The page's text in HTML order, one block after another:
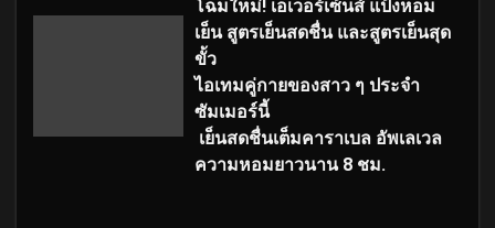
โฉมใหม่! เอเวอร์เซ้นส์ แป้งหอม
เย็น สูตรเย็นสดชื่น และสูตรเย็นสุด
ขั้ว
ไอเทมคู่กายของสาว ๆ ประจำ
ซัมเมอร์นี้
เย็นสดชื่นเต็มคาราเบล อัพเลเวล
ความหอมยาวนาน 8 ชม.